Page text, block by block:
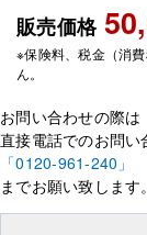
販売価格
※保険料、税金（消
ん。
お問い合わせの際は
直接電話でのお問い
「0120-961-240」
までお願い致します。